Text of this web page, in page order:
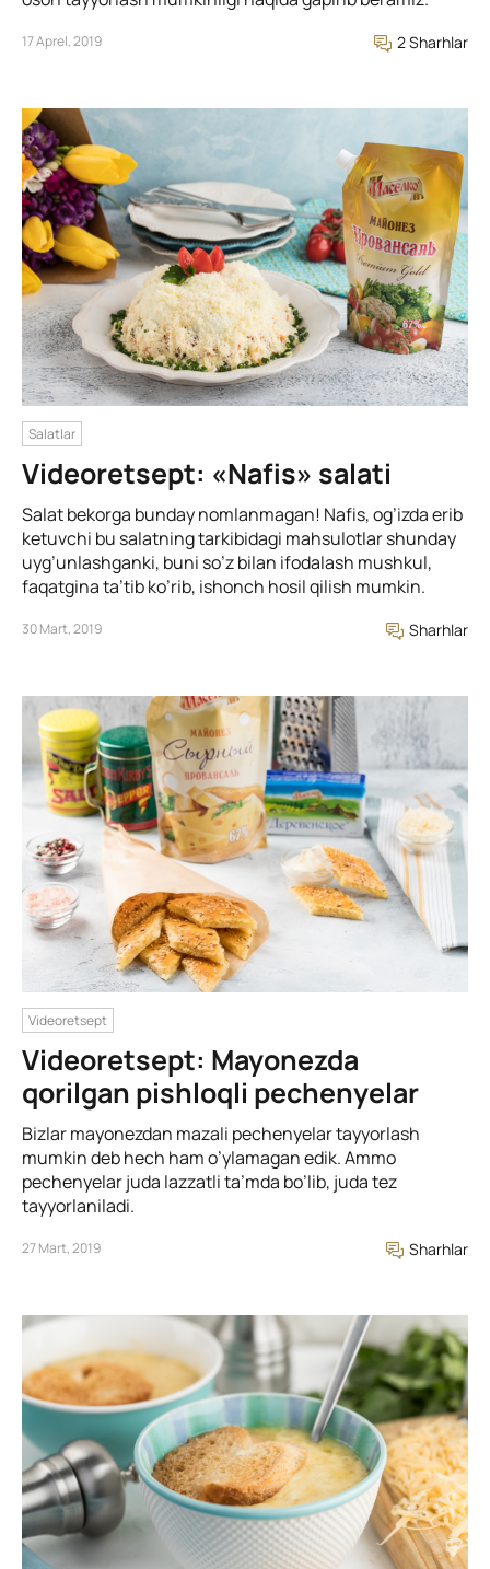
17 Aprel, 2019 2 Sharhlar
Salatlar
Videoretsept: «Nafis» salati
Salat bekorga bunday nomlanmagan! Nafis, og’izda erib
ketuvchi bu salatning tarkibidagi mahsulotlar shunday
uyg’unlashganki, buni so’z bilan ifodalash mushkul,
faqatgina ta’tib ko’rib, ishonch hosil qilish mumkin.
30 Mart, 2019 Sharhlar
Videoretsept
Videoretsept: Mayonezda
qorilgan pishloqli pechenyelar
Bizlar mayonezdan mazali pechenyelar tayyorlash
mumkin deb hech ham o’ylamagan edik. Ammo
pechenyelar juda lazzatli ta’mda bo’lib, juda tez
tayyorlaniladi.
27 Mart, 2019 Sharhlar